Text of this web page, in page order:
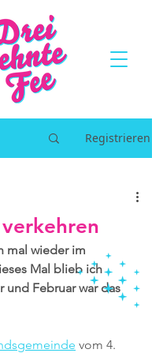
Registrieren
mal wieder im
Mal blieb ich
und Februar war das
vom 4.